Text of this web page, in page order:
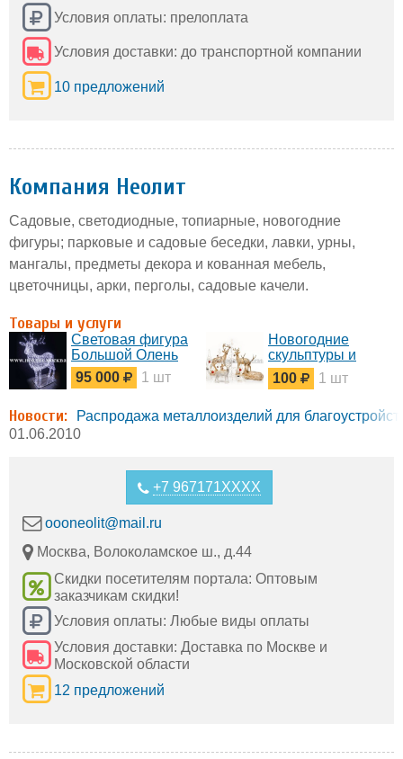
Условия оплаты: прелоплата
Условия доставки: до транспортной компании
10 предложений
Компания Неолит
Садовые, светодиодные, топиарные, новогодние
фигуры; парковые и садовые беседки, лавки, урны,
мангалы, предметы декора и кованная мебель,
цветочницы, арки, перголы, садовые качели.
Товары и услуги
Световая фигура
Большой Олень
95 000
1 шт
Новогодние
скульптуры и
фигуры для
оформления
100 1 шт
Новости:
Распродажа металлоизделий для
01.06.2010
+7 967171XXXX
oooneolit@mail.ru
Москва, Волоколамское ш., д.44
Скидки посетителям портала: Оптовым
заказчикам скидки!
Условия оплаты: Любые виды оплаты
Условия доставки: Доставка по Москве и
Московской области
12 предложений